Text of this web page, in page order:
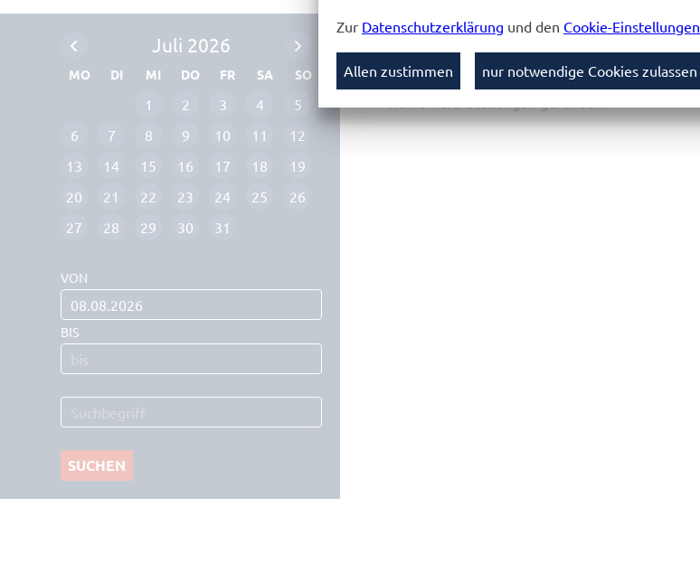
Juli 2026
MO DI MI DO FR SA SO
1 2 3 4
5
6
7 8 9 10 11
12
13
14 15 16 17 18
19
20
21 22 23 24 25
26
27
28 29 30 31
VON
BIS
SUCHEN
TERMINE
Zur Datenschutzerklärung und den Cookie-Einstellungen
Allen zustimmen nur notwendige Cookies zulassen